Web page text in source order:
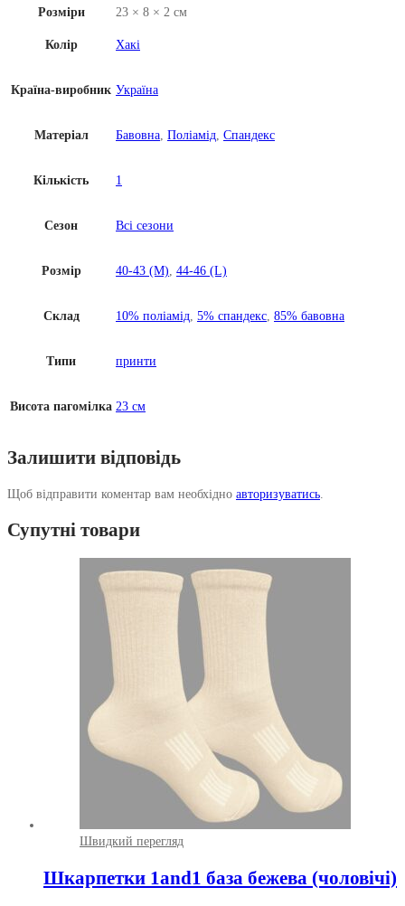
Розміри
23 × 8 × 2 см
Колір Хакі
Країна-виробник Україна
Матеріал Бавовна Поліамід Спандекс
Кількість 1
Сезон Всі сезони
Розмір 40-43 (M) 44-46 (L)
Склад 10% поліамід 5% спандекс 85% бавовна
Типи принти
Висота пагомілка 23 см
Залишити відповідь
Щоб відправити коментар вам необхідно авторизуватись
Супутні товари
Швидкий перегляд
Шкарпетки 1and1 база бежева (чоловічі)